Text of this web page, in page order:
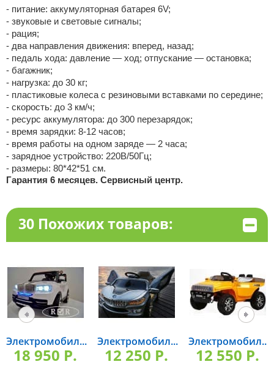
- питание: аккумуляторная батарея 6V;
- звуковые и световые сигналы;
- рация;
- два направления движения: вперед, назад;
- педаль хода: давление — ход; отпускание — остановка;
- багажник;
- нагрузка: до 30 кг;
- пластиковые колеса с резиновыми вставками по середине;
- скорость: до 3 км/ч;
- ресурс аккумулятора: до 300 перезарядок;
- время зарядки: 8-12 часов;
- время работы на одном заряде — 2 часа;
- зарядное устройство: 220В/50Гц;
- размеры: 80*42*51 см.
Гарантия 6 месяцев. Сервисный центр.
30 Похожих товаров:
Электромобил...
18 950 P.
Электромобил...
12 250 P.
Электромобил...
12 550 P.